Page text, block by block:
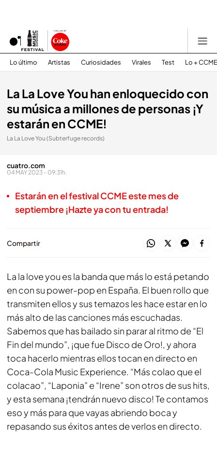
Lo último Artistas Curiosidades Virales Test Lo + CCME
La La Love You han enloquecido con
su música a millones de personas ¡Y
estarán en CCME!
La La Love You (Subterfuge records)
cuatro.com
04 MAY 2023 - 09:31h.
Estarán en el festival CCME este mes de
septiembre ¡Hazte ya con tu entrada!
Compartir
La la love you es la banda que más lo está petando
en con su power-pop en España. El buen rollo que
transmiten ellos y sus temazos les hace estar en lo
más alto de las canciones más escuchadas.
Sabemos que has bailado sin parar al ritmo de “El
Fin del mundo”, ¡que fue Disco de Oro!, y ahora
toca hacerlo mientras ellos tocan en directo en
Coca-Cola Music Experience. “Más colao que el
colacao”, “Laponia” e “Irene” son otros de sus hits,
y esta semana ¡tendrán nuevo disco! Te contamos
eso y más para que vayas abriendo boca y
repasando sus éxitos antes de verlos en directo.